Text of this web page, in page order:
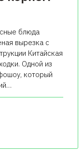
блюда
вырезка с
Китайская
Одной из
который